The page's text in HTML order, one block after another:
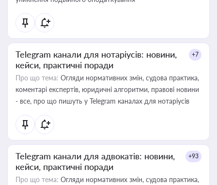
Telegram канали для нотаріусів: новини,
кейси, практичні поради
+7
Про що тема: Огляди нормативних змін, судова практика,
коментарі експертів, юридичні алгоритми, правові новини
- все, про що пишуть у Telegram каналах для нотаріусів
Telegram канали для адвокатів: новини,
кейси, практичні поради
+93
Про що тема: Огляди нормативних змін, судова практика,